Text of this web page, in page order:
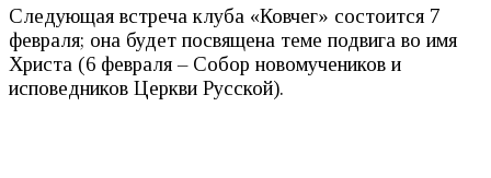
Следующая встреча клуба «Ковчег» состоится 7
февраля; она будет посвящена теме подвига во имя
Христа (6 февраля – Собор новомучеников и
исповедников Церкви Русской).